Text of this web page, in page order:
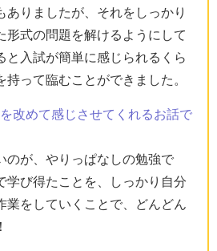
ありましたが、それをしっかり
形式の問題を解けるようにして
と入試が簡単に感じられるくら
って臨むことができました。
改めて感じさせてくれるお話で
のが、やりっぱなしの勉強で
学び得たことを、しっかり自分
業をしていくことで、どんどん